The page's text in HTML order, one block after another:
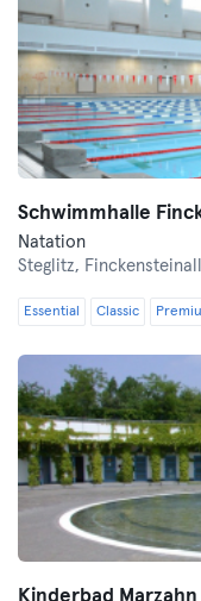
Schwimmhalle
Natation
Steglitz,
Essential Classic
Kinderbad